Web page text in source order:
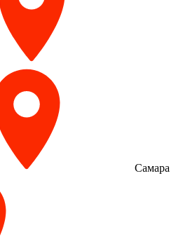
Самара